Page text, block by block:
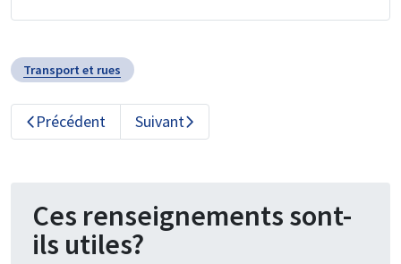
Transport et rues
Précédent Suivant
Ces renseignements sont-
ils utiles?